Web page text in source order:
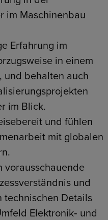
im Maschinenbau
Erfahrung im
in einem
und behalten auch
im Blick.
und fühlen
mit globalen
vorausschauende
und
technischen Details
Elektronik‑ und